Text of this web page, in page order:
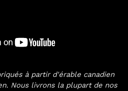
à partir d'érable canadien
Nous livrons la plupart de nos